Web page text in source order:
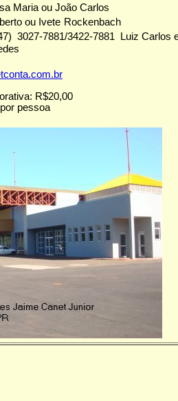
Maria ou João Carlos
ou Ivete Rockenbach
3027-7881/3422-7881 Luiz Carlos
R$20,00
pessoa